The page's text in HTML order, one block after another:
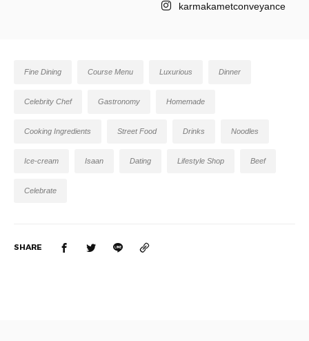
karmakametconveyance
Fine Dining Course Menu Luxurious Dinner
Celebrity Chef Gastronomy Homemade
Cooking Ingredients Street Food Drinks Noodles
Ice-cream Isaan Dating Lifestyle Shop Beef
Celebrate
SHARE